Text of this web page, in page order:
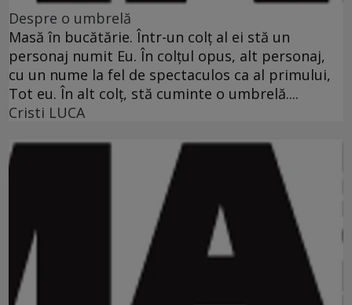
Despre o umbrelă
Masă în bucătărie. Într-un colţ al ei stă un
personaj numit Eu. În colţul opus, alt personaj,
cu un nume la fel de spectaculos ca al primului,
Tot eu. În alt colţ, stă cuminte o umbrelă....
Cristi LUCA